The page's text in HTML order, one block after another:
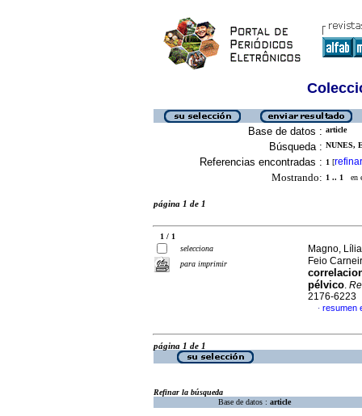
Base de datos : article
Búsqueda : NUNES,
Referencias encontradas : 1 [refinar
Mostrando: 1 .. 1 en
página 1 de 1
1 / 1
selecciona
para imprimir
Magno,
Feio
pélvico.
2176-6223
· resumen
página 1 de 1
Refinar la búsqueda
Base de datos : article